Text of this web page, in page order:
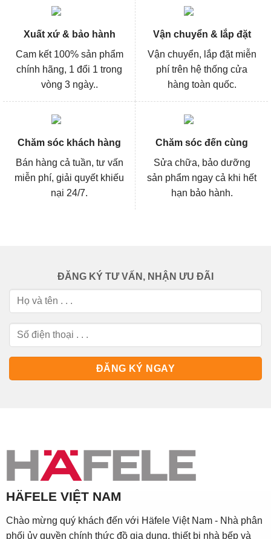
Xuất xứ & bảo hành
Cam kết 100% sản phẩm
chính hãng, 1 đổi 1 trong
vòng 3 ngày..
Vận chuyển & lắp đặt
Vận chuyển, lắp đặt miễn
phí trên hệ thống cửa
hàng toàn quốc.
Chăm sóc khách hàng
Bán hàng cả tuần, tư vấn
miễn phí, giải quyết khiếu
nại 24/7.
Chăm sóc đến cùng
Sửa chữa, bảo dưỡng
sản phẩm ngay cả khi hết
hạn bảo hành.
ĐĂNG KÝ TƯ VẤN, NHẬN ƯU ĐÃI
HÄFELE VIỆT NAM
Chào mừng quý khách đến với Häfele Việt Nam - Nhà phân
phối ủy quyền chính thức đồ gia dụng, thiết bị nhà bếp và